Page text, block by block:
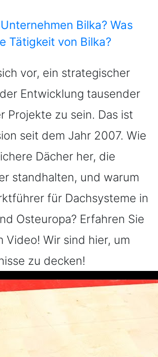
Bilka? Was
Tätigkeit von Bilka?
vor, ein strategischer
Entwicklung tausender
Projekte zu sein. Das ist
seit dem Jahr 2007. Wie
Dächer her, die
standhalten, und warum
für Dachsysteme in
Osteuropa? Erfahren Sie
Video! Wir sind hier, um
zu decken!